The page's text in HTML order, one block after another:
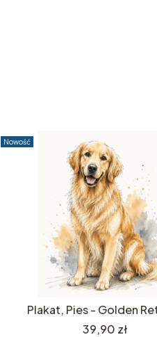
Nowość
Plakat, Pies - Golden
Cena
39,90 zł